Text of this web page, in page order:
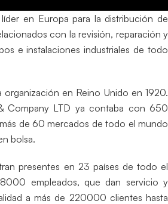
en Europa para la distribución de
con la revisión, reparación y
e instalaciones industriales de todo
organización en Reino Unido en 1920.
Company LTD ya contaba con 650
de 60 mercados de todo el mundo
bolsa.
presentes en 23 países de todo el
empleados, que dan servicio y
a más de 220000 clientes hasta